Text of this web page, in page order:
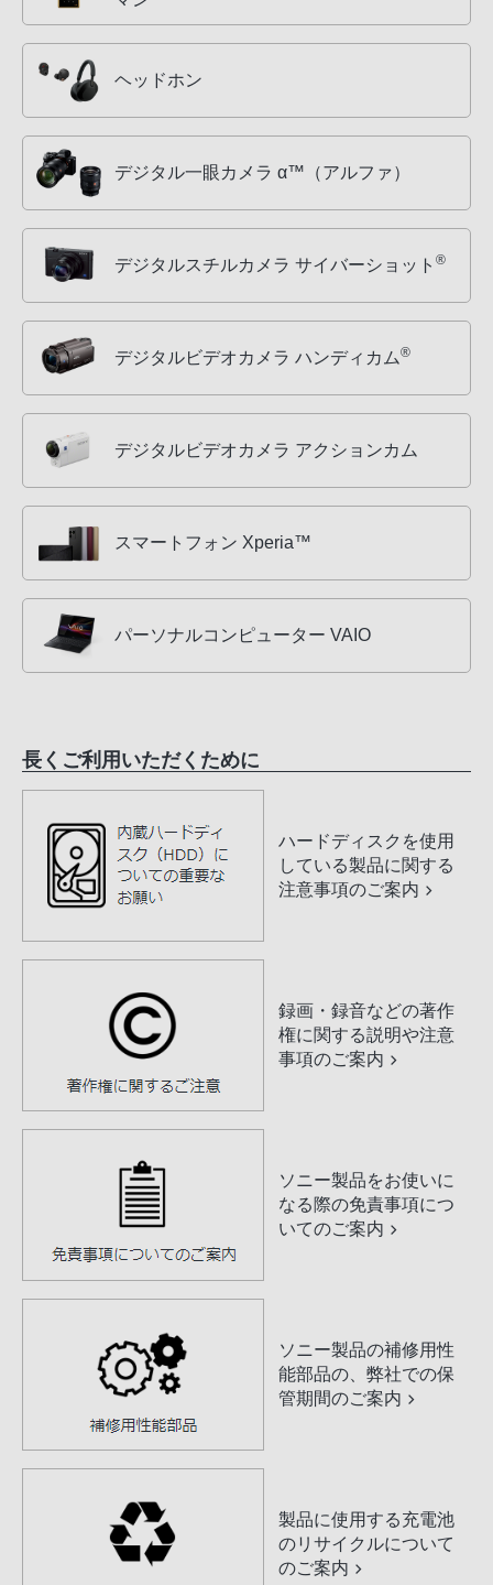
ヘッドホン
デジタル一眼カメラ α™（アルファ）
デジタルスチルカメラ サイバーショット ®
デジタルビデオカメラ ハンディカム®
デジタルビデオカメラ アクションカム
スマートフォン Xperia™
パーソナルコンピューター VAIO
長くご利用いただくために
ハードディスクを使用
している製品に関する
注意事項のご案内
録画・録音などの著作
権に関する説明や注意
事項のご案内
ソニー製品をお使いに
なる際の免責事項につ
いてのご案内
ソニー製品の補修用性
能部品の、弊社での保
管期間のご案内
製品に使用する充電池
のリサイクルについて
のご案内